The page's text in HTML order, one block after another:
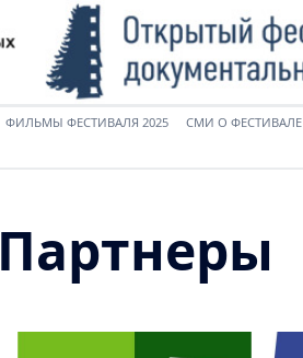
ФИЛЬМЫ ФЕСТИВАЛЯ 2025
СМИ О ФЕСТИВАЛЕ
Партнеры